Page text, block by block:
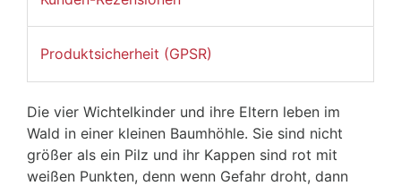
Produktsicherheit (GPSR)
Die vier Wichtelkinder und ihre Eltern leben im
Wald in einer kleinen Baumhöhle. Sie sind nicht
größer als ein Pilz und ihr Kappen sind rot mit
weißen Punkten, denn wenn Gefahr droht, dann